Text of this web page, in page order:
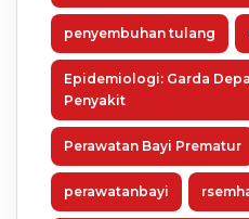
penyembuhan tulang
Epidemiologi: Garda
Penyakit
Perawatan Bayi Prematur
perawatanbayi